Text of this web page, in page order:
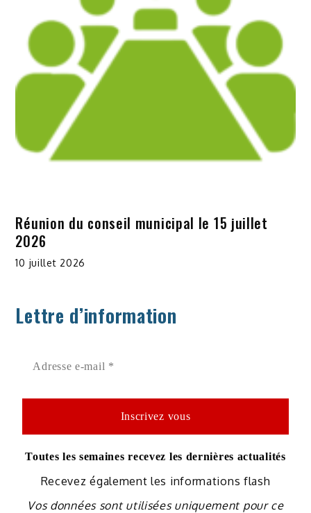
Réunion du conseil municipal le 15 juillet
2026
10 juillet 2026
Lettre d’information
Toutes les semaines recevez les dernières actualités
Recevez également les informations flash
Vos données sont utilisées uniquement pour ce